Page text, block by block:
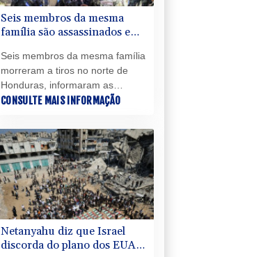
Seis membros da mesma
família são assassinados em
vínculos com tráfico
Seis membros da mesma família
morreram a tiros no norte de
Honduras, informaram as
autoridades nesta quarta-feira
supostos vínculos com o tráfico
de drogas.
CONSULTE MAIS INFORMAÇÃO
Netanyahu diz que Israel
discorda do plano dos EUA